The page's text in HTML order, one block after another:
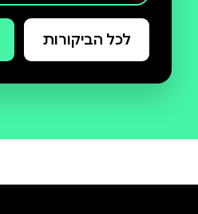
לכל הביקורות